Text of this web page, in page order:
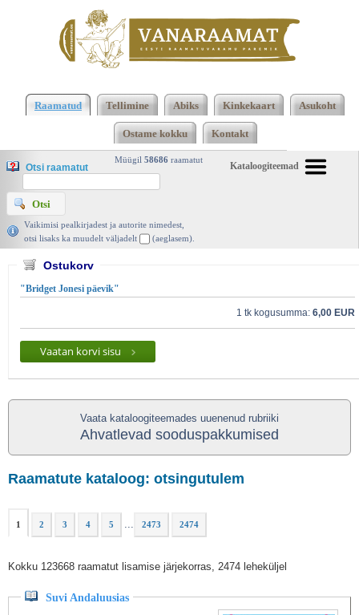
järjekorras, 2474 leheküljelKasutatud raamatud |
Vanaraamat. ee raamatupood
Raamatud Tellimine Abiks Kinkekaart Asukoht
Ostame kokku Kontakt
Kataloogiteemad
Müügil 58686 raamatut
Otsi raamatut
Vaikimisi pealkirjadest ja autorite nimedest,
otsi lisaks ka muudelt väljadelt
(aeglasem).
Ostukorv
"Bridget Jonesi päevik"
1 tk kogusumma: 6,00 EUR
Vaatan korvi sisu
Vaata kataloogiteemades uuenenud rubriiki
Ahvatlevad sooduspakkumised
Raamatute kataloog: otsingutulem
1 2 3 4 5 ... 2473 2474
Kokku 123668 raamatut lisamise järjekorras, 2474 leheküljel
Suvi Andaluusias